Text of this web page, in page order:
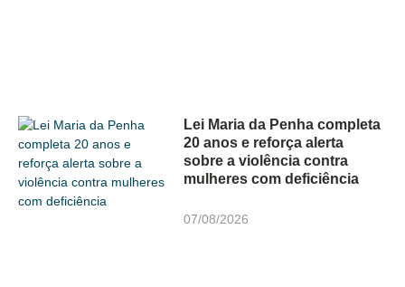
Lei Maria da Penha completa
20 anos e reforça alerta
sobre a violência contra
mulheres com deficiência
07/08/2026